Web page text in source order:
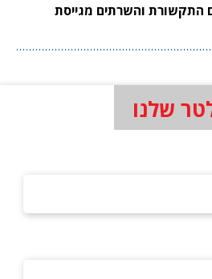
התקשורת והשרתים מגייסת
שלנו